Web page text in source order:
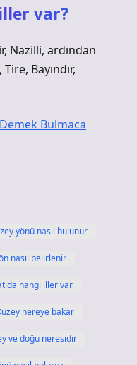
var?
Nazilli, ardından
Bayındır,
Bulmaca
yönü nasıl bulunur
nasıl belirlenir
hangi iller var
nereye bakar
ve doğu neresidir